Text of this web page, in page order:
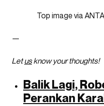
Top image via
—
Letusknow your thoughts!
Balik Lagi,
Perankan